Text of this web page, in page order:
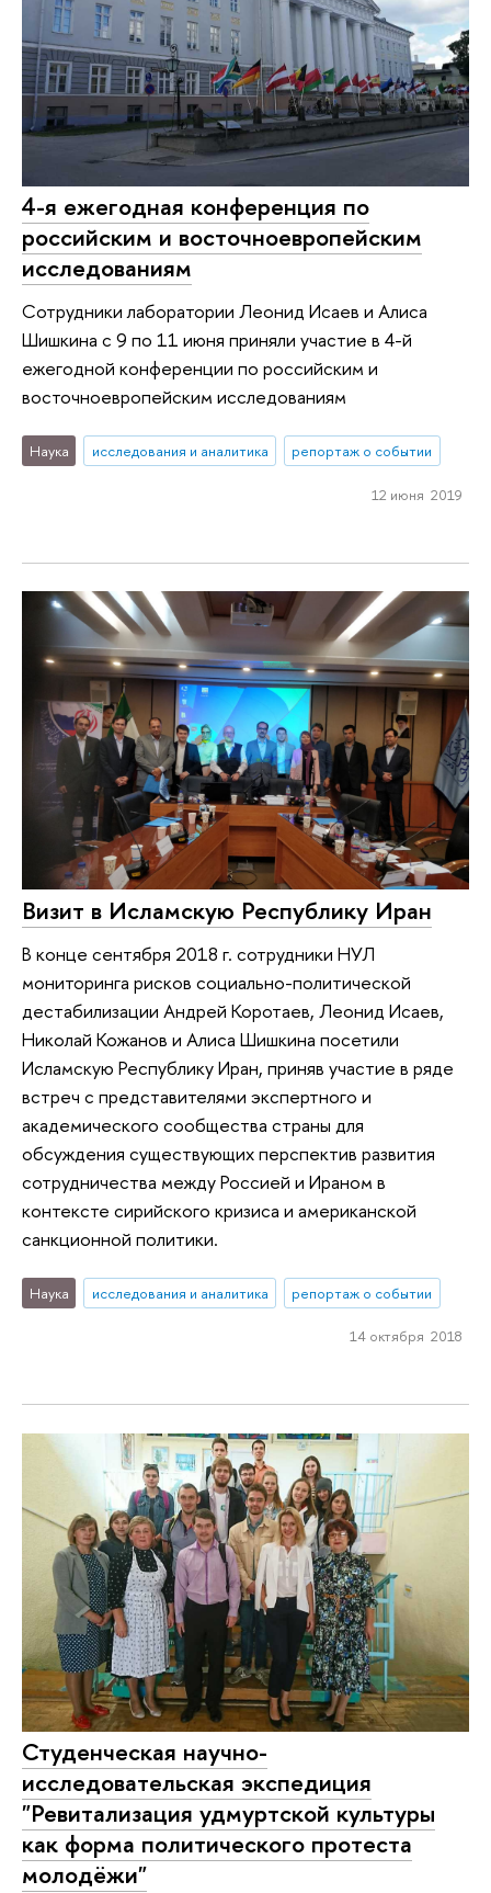
4-я ежегодная конференция по
российским и восточноевропейским
исследованиям
Сотрудники лаборатории Леонид Исаев и Алиса
Шишкина с 9 по 11 июня приняли участие в 4-й
ежегодной конференции по российским и
восточноевропейским исследованиям
Наука исследования и аналитика репортаж о событии
12 июня 2019
Визит в Исламскую Республику Иран
В конце сентября 2018 г. сотрудники НУЛ
мониторинга рисков социально-политической
дестабилизации Андрей Коротаев, Леонид Исаев,
Николай Кожанов и Алиса Шишкина посетили
Исламскую Республику Иран, приняв участие в ряде
встреч с представителями экспертного и
академического сообщества страны для
обсуждения существующих перспектив развития
сотрудничества между Россией и Ираном в
контексте сирийского кризиса и американской
санкционной политики.
Наука исследования и аналитика репортаж о событии
14 октября 2018
Студенческая научно-
исследовательская экспедиция
"Ревитализация удмуртской культуры
как форма политического протеста
молодёжи"